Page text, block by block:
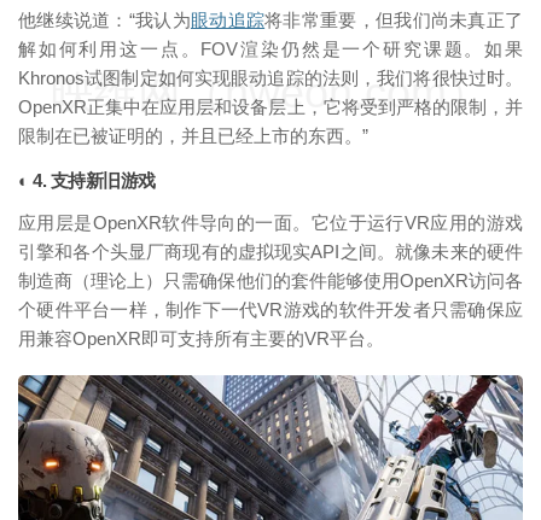
他继续说道：“我认为眼动追踪将非常重要，但我们尚未真正了
解如何利用这一点。FOV渲染仍然是一个研究课题。如果
Khronos试图制定如何实现眼动追踪的法则，我们将很快过时。
OpenXR正集中在应用层和设备层上，它将受到严格的限制，并
限制在已被证明的，并且已经上市的东西。”
◐ 4. 支持新旧游戏
应用层是OpenXR软件导向的一面。它位于运行VR应用的游戏
引擎和各个头显厂商现有的虚拟现实API之间。就像未来的硬件
制造商（理论上）只需确保他们的套件能够使用OpenXR访问各
个硬件平台一样，制作下一代VR游戏的软件开发者只需确保应
用兼容OpenXR即可支持所有主要的VR平台。
映维网（nweon.com）
映维网（nweon.com）